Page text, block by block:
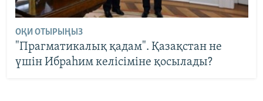
ОҚИ ОТЫРЫҢЫЗ
"Прагматикалық қадам". Қазақстан не
үшін Ибраһим келісіміне қосылады?